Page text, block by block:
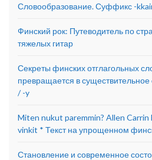
Словообразование. Суффикс -
Финский рок: Путеводитель по
тяжелых гитар
Секреты финских отглагольных
превращается в
/ -y
Miten nukut paremmin? Allen Carrin
vinkit * Текст на упрощенном
Становление и современное